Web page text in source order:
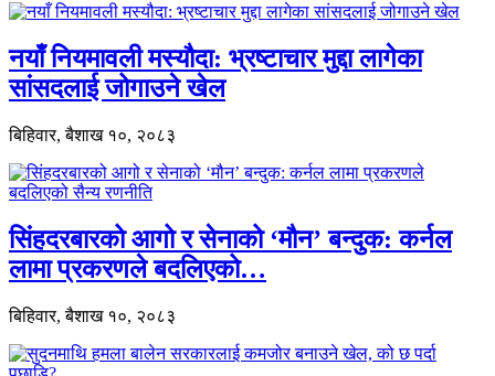
नयाँ नियमावली मस्यौदा: भ्रष्टाचार मुद्दा लागेका
सांसदलाई जोगाउने खेल
बिहिवार, बैशाख १०, २०८३
सिंहदरबारको आगो र सेनाको ‘मौन’ बन्दुक: कर्नल
लामा प्रकरणले बदलिएको…
बिहिवार, बैशाख १०, २०८३